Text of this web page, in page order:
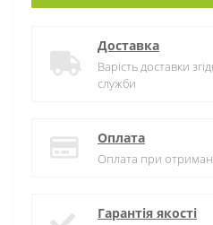
Доставка
Варість доставки
служби
Оплата
Оплата при
Гарантія якості